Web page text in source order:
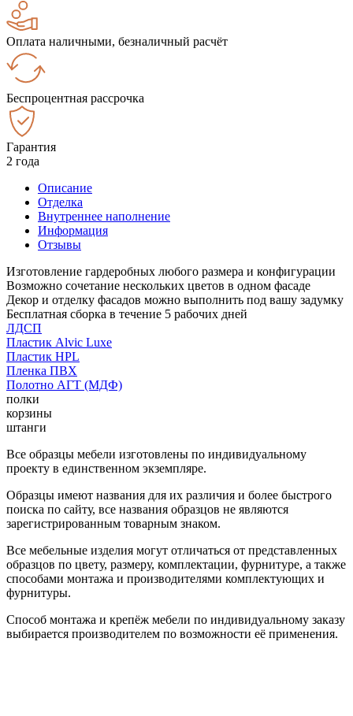
Оплата наличными, безналичный расчёт
Беспроцентная рассрочка
Гарантия
2 года
Описание
Отделка
Внутреннее наполнение
Информация
Отзывы
Изготовление гардеробных любого размера и конфигурации
Возможно сочетание нескольких цветов в одном фасаде
Декор и отделку фасадов можно выполнить под вашу задумку
Бесплатная сборка в течение 5 рабочих дней
ЛДСП
Пластик Alvic Luxe
Пластик HPL
Пленка ПВХ
Полотно АГТ (МДФ)
полки
корзины
штанги
Все образцы мебели изготовлены по индивидуальному
проекту в единственном экземпляре.
Образцы имеют названия для их различия и более быстрого
поиска по сайту, все названия образцов не являются
зарегистрированным товарным знаком.
Все мебельные изделия могут отличаться от представленных
образцов по цвету, размеру, комплектации, фурнитуре, а также
способами монтажа и производителями комплектующих и
фурнитуры.
Способ монтажа и крепёж мебели по индивидуальному заказу
выбирается производителем по возможности её применения.